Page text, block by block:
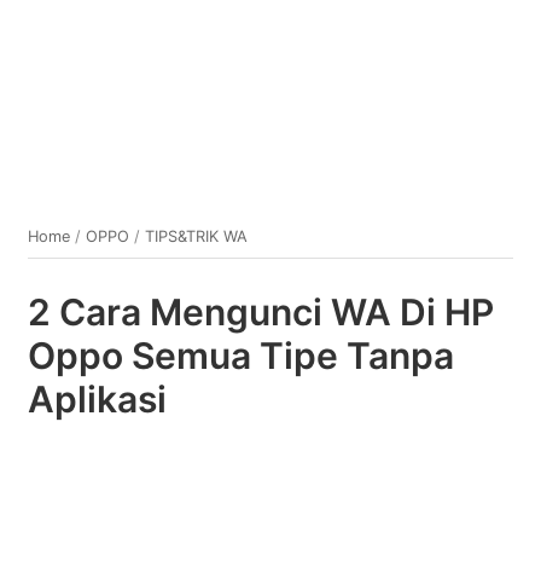
Home /OPPO /TIPS&TRIK WA
2 Cara Mengunci WA Di HP
Oppo Semua Tipe Tanpa
Aplikasi